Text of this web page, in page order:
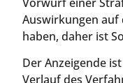
Auswirkungen auf
haben, daher ist
Der Anzeigende
Verlauf des